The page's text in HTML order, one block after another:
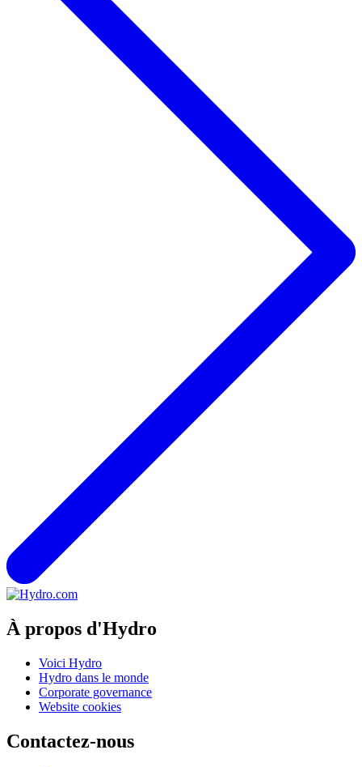
À propos d'Hydro
Voici Hydro
Hydro dans le monde
Corporate governance
Website cookies
Contactez-nous